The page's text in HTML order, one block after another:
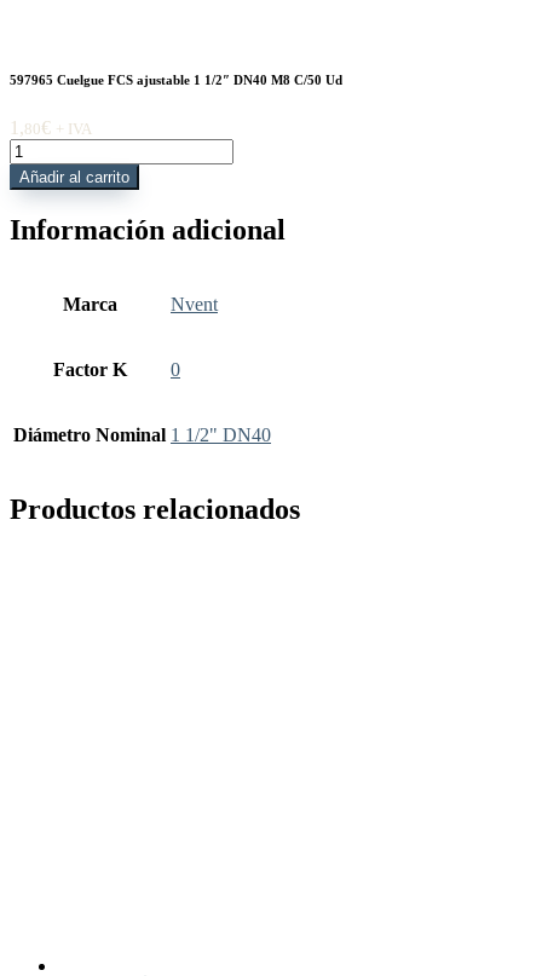
597965 Cuelgue FCS ajustable 1 1/2″ DN40 M8 C/50 Ud
1,80€ + IVA
597965
Cuelgue
FCS
1
cantidad
Añadir al carrito
Información adicional
Marca Nvent
Factor K 0
Diámetro Nominal 1 1/2" DN40
Productos relacionados